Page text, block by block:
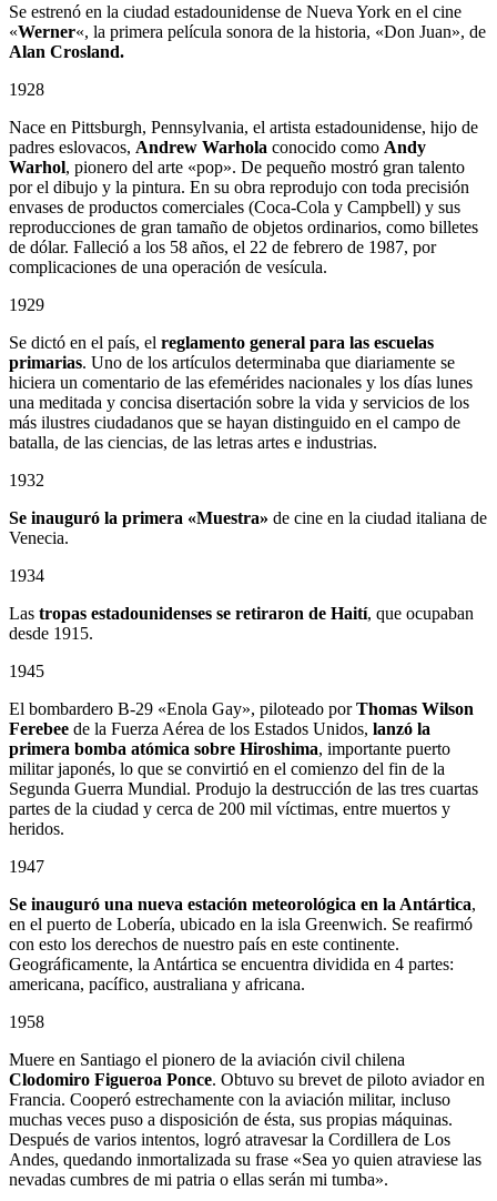
Se estrenó en la ciudad estadounidense de Nueva York en el cine
«Werner«, la primera película sonora de la historia, «Don Juan», de
Alan Crosland.
1928
Nace en Pittsburgh, Pennsylvania, el artista estadounidense, hijo de
padres eslovacos, Andrew Warhola conocido como Andy
Warhol, pionero del arte «pop». De pequeño mostró gran talento
por el dibujo y la pintura. En su obra reprodujo con toda precisión
envases de productos comerciales (Coca-Cola y Campbell) y sus
reproducciones de gran tamaño de objetos ordinarios, como billetes
de dólar. Falleció a los 58 años, el 22 de febrero de 1987, por
complicaciones de una operación de vesícula.
1929
Se dictó en el país, el reglamento general para las escuelas
primarias. Uno de los artículos determinaba que diariamente se
hiciera un comentario de las efemérides nacionales y los días lunes
una meditada y concisa disertación sobre la vida y servicios de los
más ilustres ciudadanos que se hayan distinguido en el campo de
batalla, de las ciencias, de las letras artes e industrias.
1932
Se inauguró la primera «Muestra» de cine en la ciudad italiana de
Venecia.
1934
Las tropas estadounidenses se retiraron de Haití, que ocupaban
desde 1915.
1945
El bombardero B-29 «Enola Gay», piloteado porThomas Wilson
Ferebee de la Fuerza Aérea de los Estados Unidos, lanzó la
primera bomba atómica sobre Hiroshima, importante puerto
militar japonés, lo que se convirtió en el comienzo del fin de la
Segunda Guerra Mundial. Produjo la destrucción de las tres cuartas
partes de la ciudad y cerca de 200 mil víctimas, entre muertos y
heridos.
1947
Se inauguró una nueva estación meteorológica en la Antártica,
en el puerto de Lobería, ubicado en la isla Greenwich. Se reafirmó
con esto los derechos de nuestro país en este continente.
Geográficamente, la Antártica se encuentra dividida en 4 partes:
americana, pacífico, australiana y africana.
1958
Muere en Santiago el pionero de la aviación civil chilena
Clodomiro Figueroa Ponce. Obtuvo su brevet de piloto aviador en
Francia. Cooperó estrechamente con la aviación militar, incluso
muchas veces puso a disposición de ésta, sus propias máquinas.
Después de varios intentos, logró atravesar la Cordillera de Los
Andes, quedando inmortalizada su frase «Sea yo quien atraviese las
nevadas cumbres de mi patria o ellas serán mi tumba».